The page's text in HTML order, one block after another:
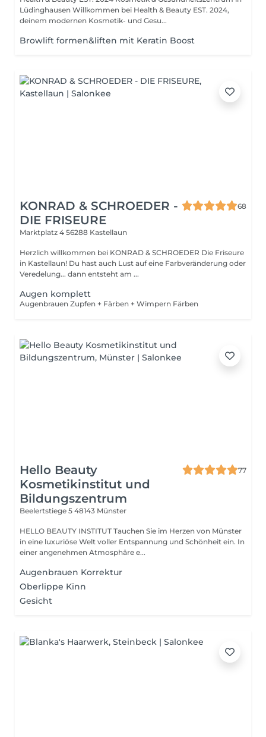
Lüdinghausen Willkommen bei Health & Beauty EST. 2024,
deinem modernen Kosmetik- und Gesu...
Browlift formen&liften mit Keratin Boost
KONRAD & SCHROEDER -
DIE FRISEURE
68
Marktplatz 4 56288 Kastellaun
Herzlich willkommen bei KONRAD & SCHROEDER Die Friseure
in Kastellaun! Du hast auch Lust auf eine Farbveränderung oder
Veredelung... dann entsteht am ...
Augen komplett
Augenbrauen Zupfen + Färben + Wimpern Färben
Hello Beauty
Kosmetikinstitut und
Bildungszentrum
77
Beelertstiege 5 48143 Münster
HELLO BEAUTY INSTITUT Tauchen Sie im Herzen von Münster
in eine luxuriöse Welt voller Entspannung und Schönheit ein. In
einer angenehmen Atmosphäre e...
Augenbrauen Korrektur
Oberlippe Kinn
Gesicht